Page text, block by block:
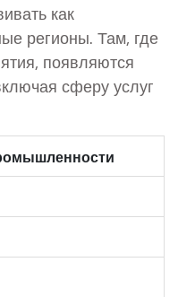
как
регионы. Там, где
появляются
сферу услуг